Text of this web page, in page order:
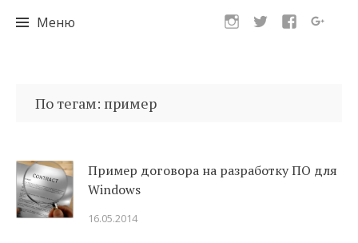
Меню
кПо тегам: пример
Пример договора на разработку ПО для
Windows
16.05.2014